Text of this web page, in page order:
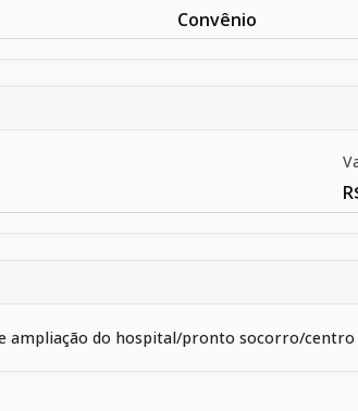
Convênio
ampliação do hospital/pronto socorro/centro